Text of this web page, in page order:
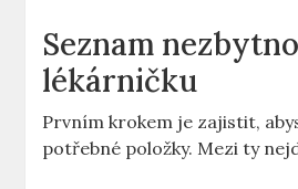
Seznam
lékárničku
Prvním krokem je zajistit,
potřebné položky. Mezi ty